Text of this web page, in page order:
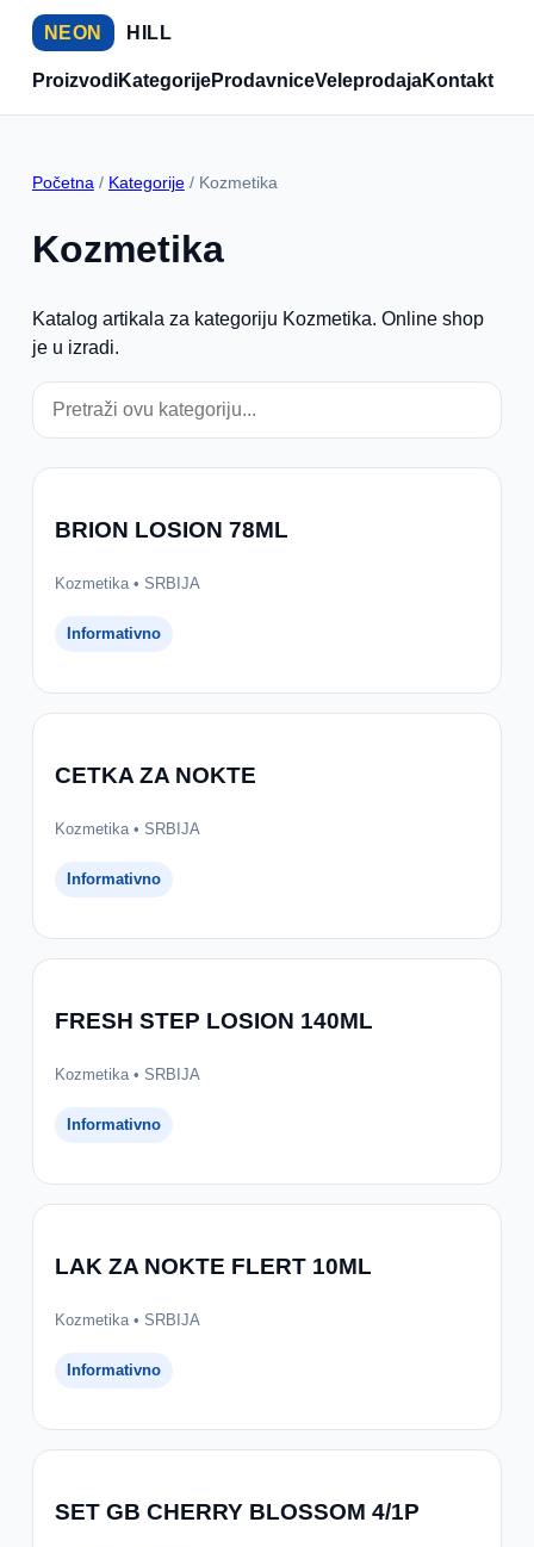
NEON HILL
ProizvodiKategorijeProdavniceVeleprodajaKontakt
Početna / Kategorije/ Kozmetika
Kozmetika
Katalog artikala za kategoriju Kozmetika. Online shop
je u izradi.
BRION LOSION 78ML
Kozmetika • SRBIJA
Informativno
CETKA ZA NOKTE
Kozmetika • SRBIJA
Informativno
FRESH STEP LOSION 140ML
Kozmetika • SRBIJA
Informativno
LAK ZA NOKTE FLERT 10ML
Kozmetika • SRBIJA
Informativno
SET GB CHERRY BLOSSOM 4/1P